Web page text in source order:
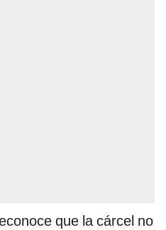
que la cárcel no